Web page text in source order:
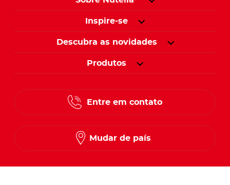
Inspire-se
Descubra as novidades
Produtos
Entre em contato
Mudar de país